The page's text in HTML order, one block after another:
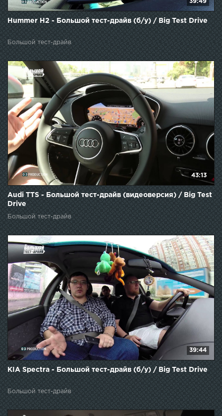
Hummer H2 - Большой тест-драйв (б/у) / Big Test Drive
Большой тест-драйв
43:13
Audi TTS - Большой тест-драйв (видеоверсия) / Big Test
Drive
Большой тест-драйв
39:44
KIA Spectra - Большой тест-драйв (б/у) / Big Test Drive
Большой тест-драйв